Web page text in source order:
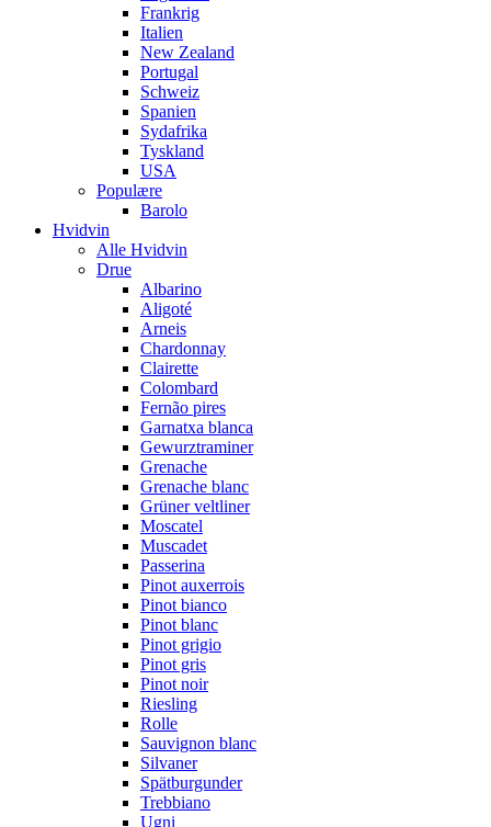
Frankrig
Italien
New Zealand
Portugal
Schweiz
Spanien
Sydafrika
Tyskland
USA
Populære
Barolo
Hvidvin
Alle Hvidvin
Drue
Albarino
Aligoté
Arneis
Chardonnay
Clairette
Colombard
Fernão pires
Garnatxa blanca
Gewurztraminer
Grenache
Grenache blanc
Grüner veltliner
Moscatel
Muscadet
Passerina
Pinot auxerrois
Pinot bianco
Pinot blanc
Pinot grigio
Pinot gris
Pinot noir
Riesling
Rolle
Sauvignon blanc
Silvaner
Spätburgunder
Trebbiano
Ugni